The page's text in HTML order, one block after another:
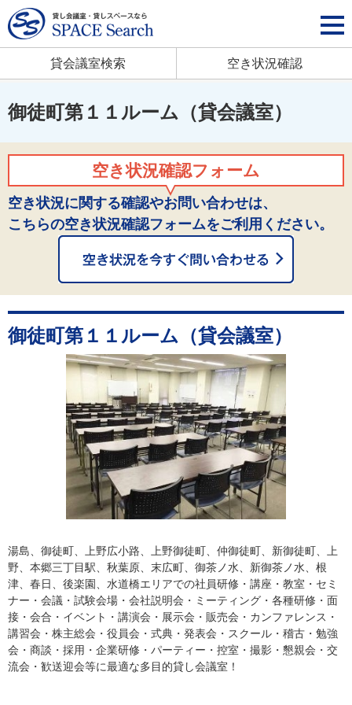
貸会議室検索 空き状況確認
御徒町第１１ルーム（貸会議室）
空き状況確認フォーム
空き状況に関する確認やお問い合わせは、
こちらの空き状況確認フォームをご利用ください。
御徒町第１１ルーム（貸会議室）
湯島、御徒町、上野広小路、上野御徒町、仲御徒町、新御徒町、上
野、本郷三丁目駅、秋葉原、末広町、御茶ノ水、新御茶ノ水、根
津、春日、後楽園、水道橋エリアでの社員研修・講座・教室・セミ
ナー・会議・試験会場・会社説明会・ミーティング・各種研修・面
接・会合・イベント・講演会・展示会・販売会・カンファレンス・
講習会・株主総会・役員会・式典・発表会・スクール・稽古・勉強
会・商談・採用・企業研修・パーティー・控室・撮影・懇親会・交
流会・歓送迎会等に最適な多目的貸し会議室！